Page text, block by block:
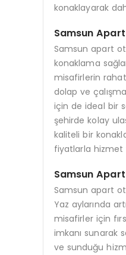
konaklayarak
Samsun
Samsun apart
konaklama
misafirlerin
dolap ve
için de ideal bir
şehirde kolay
kaliteli bir
fiyatlarla hizmet
Samsun
Samsun apart
Yaz aylarında
misafirler için
imkanı sunarak
ve sunduğu